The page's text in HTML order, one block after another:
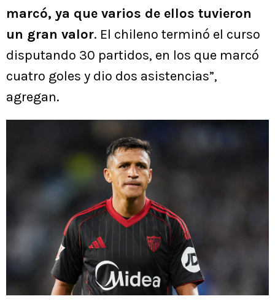
marcó, ya que varios de ellos tuvieron
un gran valor. El chileno terminó el curso
disputando 30 partidos, en los que marcó
cuatro goles y dio dos asistencias”,
agregan.